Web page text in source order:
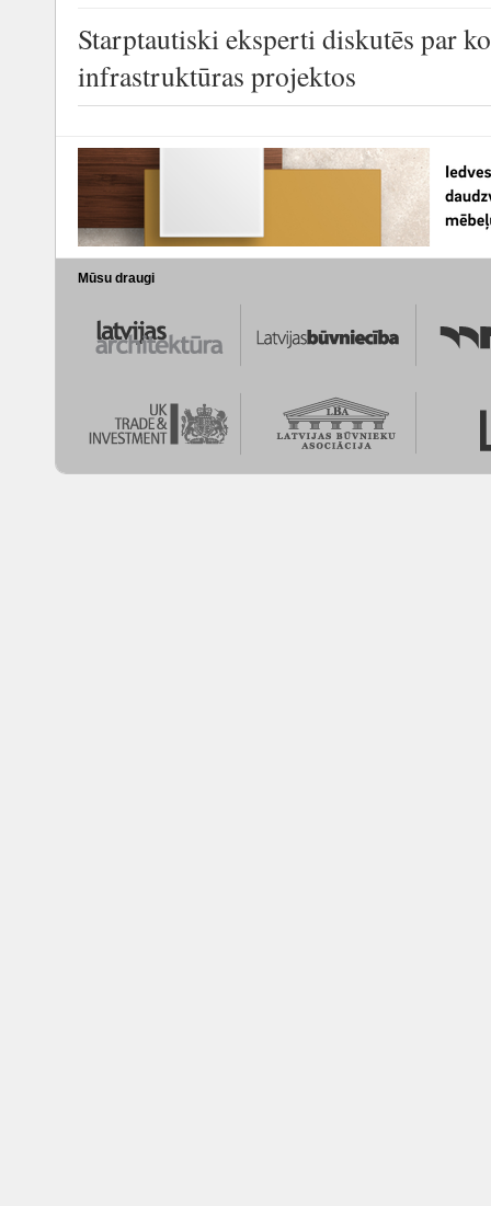
Starptautiski eksperti diskutēs par
infrastruktūras projektos
Mūsu draugi